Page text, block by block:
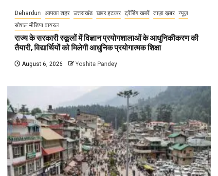
Dehardun आपका शहर उत्तराखंड खबर हटकर ट्रेंडिंग खबरें ताज़ा ख़बर न्यूज़
सोशल मीडिया वायरल
राज्य के सरकारी स्कूलों में विज्ञान प्रयोगशालाओं के आधुनिकीकरण की
तैयारी, विद्यार्थियों को मिलेगी आधुनिक प्रयोगात्मक शिक्षा
August 6, 2026 Yoshita Pandey